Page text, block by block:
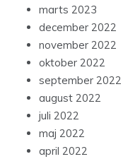
marts 2023
december 2022
november 2022
oktober 2022
september 2022
august 2022
juli 2022
maj 2022
april 2022